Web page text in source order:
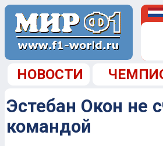
НОВОСТИ
Эстебан Окон не
командой